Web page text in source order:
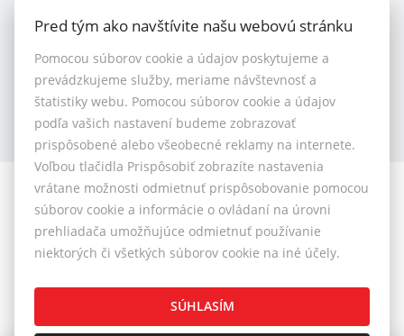
VYBRAŤ MAKLÉRA
© 2026 - 1.BCR s.r.o.
Sliačska 10235/1D, Bratislava 83102, Tel.: +421 901 789
818 , Mobil: +421 901 789 818 , E-mail: info@1bcr.sk
Všeobecné obchodné podmienky
Cookies
Nastavenie cookies
Pred tým ako navštívite našu webovú stránku
Pomocou súborov cookie a údajov poskytujeme a
prevádzkujeme služby, meriame návštevnosť a
štatistiky webu. Pomocou súborov cookie a údajov
podľa vašich nastavení budeme zobrazovať
prispôsobené alebo všeobecné reklamy na internete.
Voľbou tlačidla Prispôsobiť zobrazíte nastavenia
vrátane možnosti odmietnuť prispôsobovanie pomocou
súborov cookie a informácie o ovládaní na úrovni
prehliadača umožňujúce odmietnuť používanie
niektorých či všetkých súborov cookie na iné účely.
SÚHLASÍM